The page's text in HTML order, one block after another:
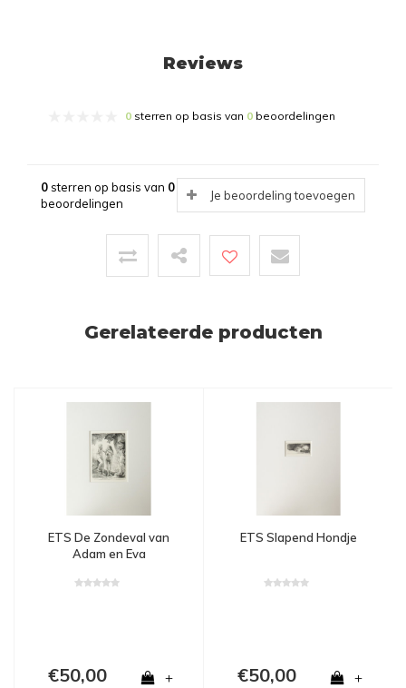
Reviews
0 sterren op basis van 0 beoordelingen
0sterren op basis van 0
beoordelingen
Je beoordeling toevoegen
Gerelateerde producten
ETS De Zondeval van
Adam en Eva
€50,00 +
ETS Slapend Hondje
€50,00 +